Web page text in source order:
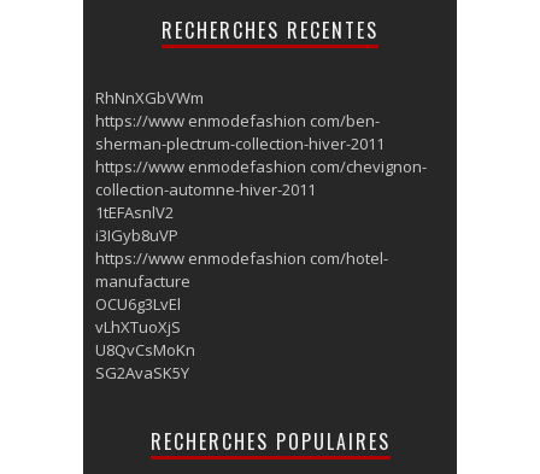
RECHERCHES RECENTES
RhNnXGbVWm
https://www enmodefashion com/ben-
sherman-plectrum-collection-hiver-2011
https://www enmodefashion com/chevignon-
collection-automne-hiver-2011
1tEFAsnlV2
i3IGyb8uVP
https://www enmodefashion com/hotel-
manufacture
OCU6g3LvEl
vLhXTuoXjS
U8QvCsMoKn
SG2AvaSK5Y
RECHERCHES POPULAIRES